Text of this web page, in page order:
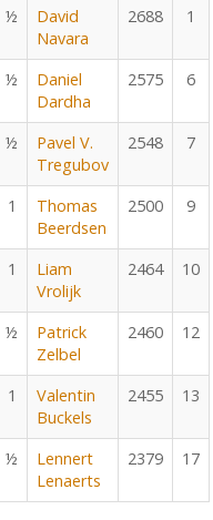
½
David
Navara
2688 1
½
Daniel
Dardha
2575 6
½
Pavel V.
Tregubov
2548 7
1
Thomas
Beerdsen
2500 9
1
Liam
Vrolijk
2464 10
½
Patrick
Zelbel
2460 12
1
Valentin
Buckels
2455 13
½
Lennert
Lenaerts
2379 17